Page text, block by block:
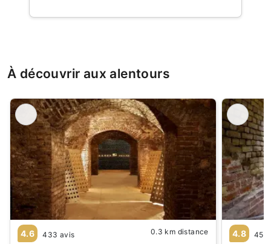
À découvrir aux alentours
4.6 433 avis 0.3 km distance 4.8 45